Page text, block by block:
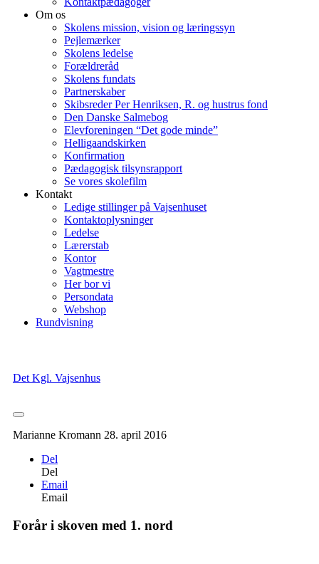
Det Kgl. Vajsenhus
Marianne Kromann 28. april 2016
Del
Del
Email
Email
Forår i skoven med 1. nord
Om os
Skolens mission, vision og læringssyn
Pejlemærker
Skolens ledelse
Forældreråd
Skolens fundats
Partnerskaber
Skibsreder Per Henriksen, R. og hustrus fond
Den Danske Salmebog
Elevforeningen “Det gode minde”
Helligaandskirken
Konfirmation
Pædagogisk tilsynsrapport
Se vores skolefilm
Kontakt
Ledige stillinger på Vajsenhuset
Kontaktoplysninger
Ledelse
Lærerstab
Kontor
Vagtmestre
Her bor vi
Persondata
Webshop
Rundvisning